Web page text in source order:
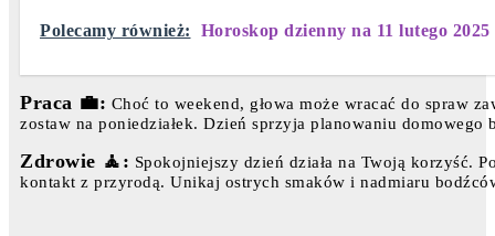
Polecamy również: Horoskop dzienny na 11 lutego 2025
Praca 💼: Choć to weekend, głowa może wracać do spraw
zostaw na poniedziałek. Dzień sprzyja planowaniu domowego
Zdrowie 🧘: Spokojniejszy dzień działa na Twoją korzyść.
kontakt z przyrodą. Unikaj ostrych smaków i nadmiaru